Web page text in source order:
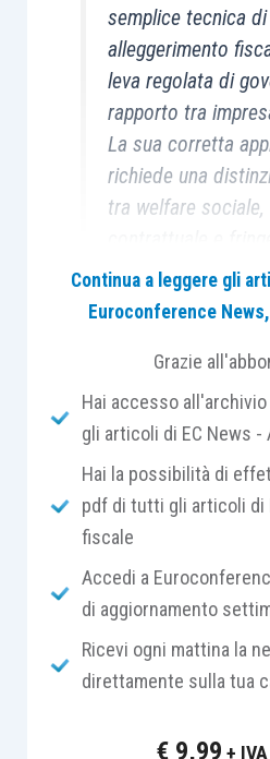
semplice tecnica di
alleggerimento
leva regolata di
rapporto tra
La sua corretta
richiede una
tra welfare sociale,
non imponibilità
natura effettiva
dalla prova
costruito come
regolato, e non
della retribuzione, il
diventa autentica
aziendale.
Il welfare aziendale occupa
crescente rilievo
personale e della fiscalità
Continua a leggere gli
Euroconference
Grazie
Hai accesso
gli articoli di EC News -
Hai la possibilità di
pdf di tutti gli articoli di
fiscale
Accedi a
di aggiornamento
Ricevi ogni mattina la
direttamente sulla tua
€ 9,99 + IVA